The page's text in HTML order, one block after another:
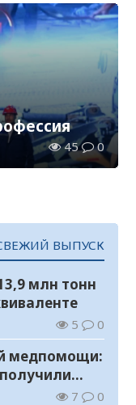
45 0
ВЫПУСК
млн тонн
5 0
медпомощи:
7 0